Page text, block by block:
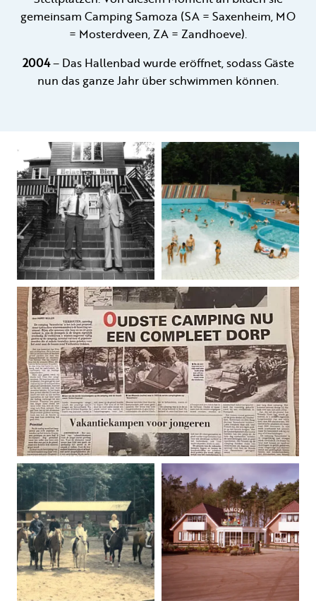
gemeinsam Camping Samoza (SA = Saxenheim, MO
= Mosterdveen, ZA = Zandhoeve).
2004– Das Hallenbad wurde eröffnet, sodass Gäste
nun das ganze Jahr über schwimmen können.